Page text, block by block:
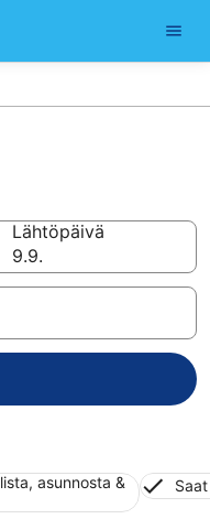
Lähtöpäivä
9.9.
asunnosta &